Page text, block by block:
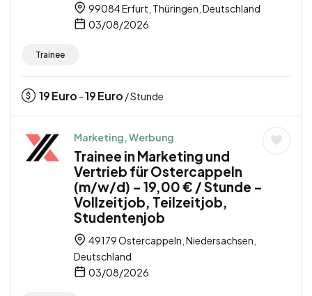
99084 Erfurt, Thüringen, Deutschland
03/08/2026
Trainee
19Euro -19Euro / Stunde
Marketing, Werbung
Trainee in Marketing und
Vertrieb für Ostercappeln
(m/w/d) – 19,00 € / Stunde –
Vollzeitjob, Teilzeitjob,
Studentenjob
49179 Ostercappeln, Niedersachsen,
Deutschland
03/08/2026